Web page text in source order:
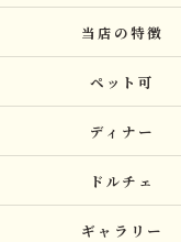
当店の特徴
ペット可
ディナー
ドルチェ
ギャラリー